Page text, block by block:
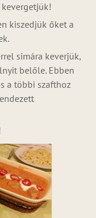
kiszedjük őket a
simára keverjük,
belőle. Ebben
a többi szafthoz